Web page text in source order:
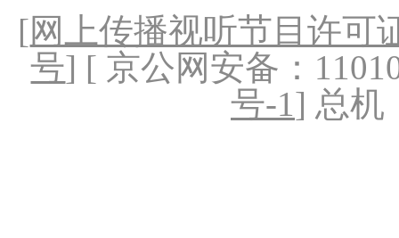
[网上传播视听节目许可
号] [ 京公网安备：
号-1] 总机